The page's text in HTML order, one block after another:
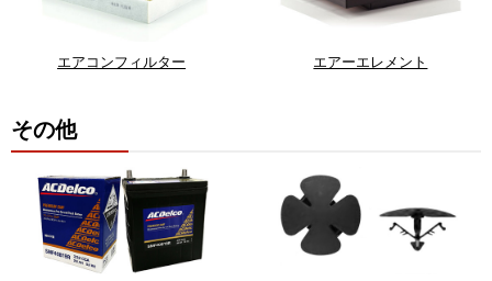
エアコンフィルター エアーエレメント
その他